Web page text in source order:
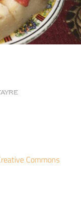
Commons